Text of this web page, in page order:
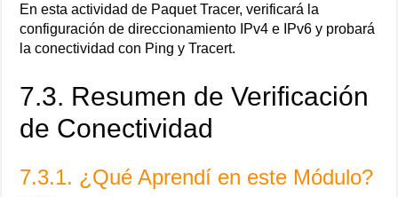
En esta actividad de Paquet Tracer, verificará la
configuración de direccionamiento IPv4 e IPv6 y probará
la conectividad con Ping y Tracert.
7.3. Resumen de Verificación
de Conectividad
7.3.1. ¿Qué Aprendí en este Módulo?